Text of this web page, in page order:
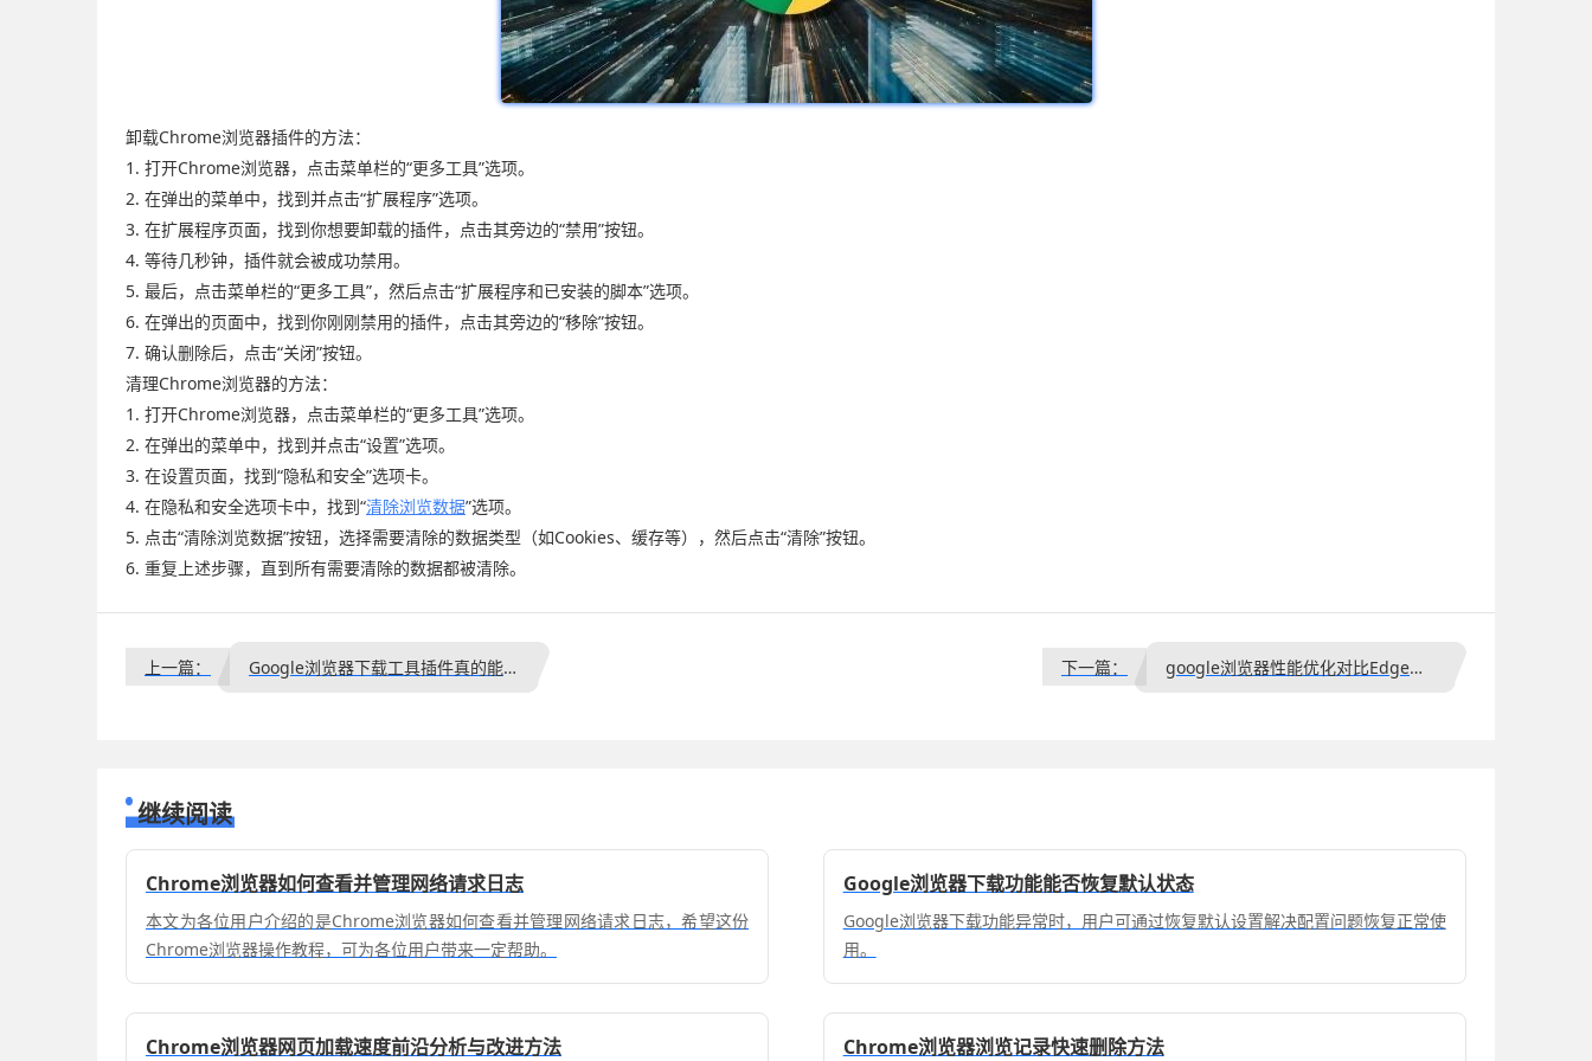
卸载Chrome浏览器插件的方法：
1. 打开Chrome浏览器，点击菜单栏的“更多工具”选项。
2. 在弹出的菜单中，找到并点击“扩展程序”选项。
3. 在扩展程序页面，找到你想要卸载的插件，点击其旁边的“禁用”按钮。
4. 等待几秒钟，插件就会被成功禁用。
5. 最后，点击菜单栏的“更多工具”，然后点击“扩展程序和已安装的脚本”选项。
6. 在弹出的页面中，找到你刚刚禁用的插件，点击其旁边的“移除”按钮。
7. 确认删除后，点击“关闭”按钮。
清理Chrome浏览器的方法：
1. 打开Chrome浏览器，点击菜单栏的“更多工具”选项。
2. 在弹出的菜单中，找到并点击“设置”选项。
3. 在设置页面，找到“隐私和安全”选项卡。
4. 在隐私和安全选项卡中，找到“清除浏览数据”选项。
5. 点击“清除浏览数据”按钮，选择需要清除的数据类型（如Cookies、缓存等），然后点击“清除”按钮。
6. 重复上述步骤，直到所有需要清除的数据都被清除。
上一篇： Google浏览器下载工具插件真的能加速下载吗 下一篇： google浏览器性能优化对比Edge实测经验分享
继续阅读
Chrome浏览器如何查看并管理网络请求日志
本文为各位用户介绍的是Chrome浏览器如何查看并管理网络请求日志，希望这份
Chrome浏览器操作教程，可为各位用户带来一定帮助。
Google浏览器下载功能能否恢复默认状态
Google浏览器下载功能异常时，用户可通过恢复默认设置解决配置问题恢复正常使
用。
Chrome浏览器网页加载速度前沿分析与改进方法 Chrome浏览器浏览记录快速删除方法